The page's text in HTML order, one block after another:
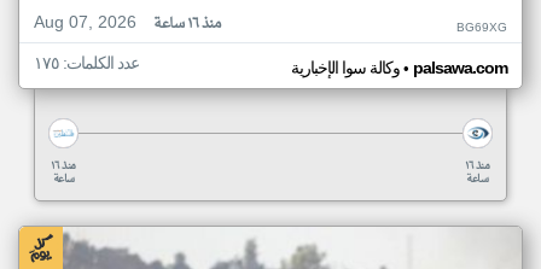
Aug 07, 2026
منذ ١٦ ساعة BG69XG
وكالة سوا الإخبارية• palsawa.com عدد الكلمات: ١٧٥
منذ ١٦
ساعة
منذ ١٦
ساعة